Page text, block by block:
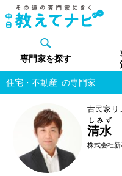
専門家を探す
住宅・不動産 の専門家
古民家リ
清水
しみず
株式会社